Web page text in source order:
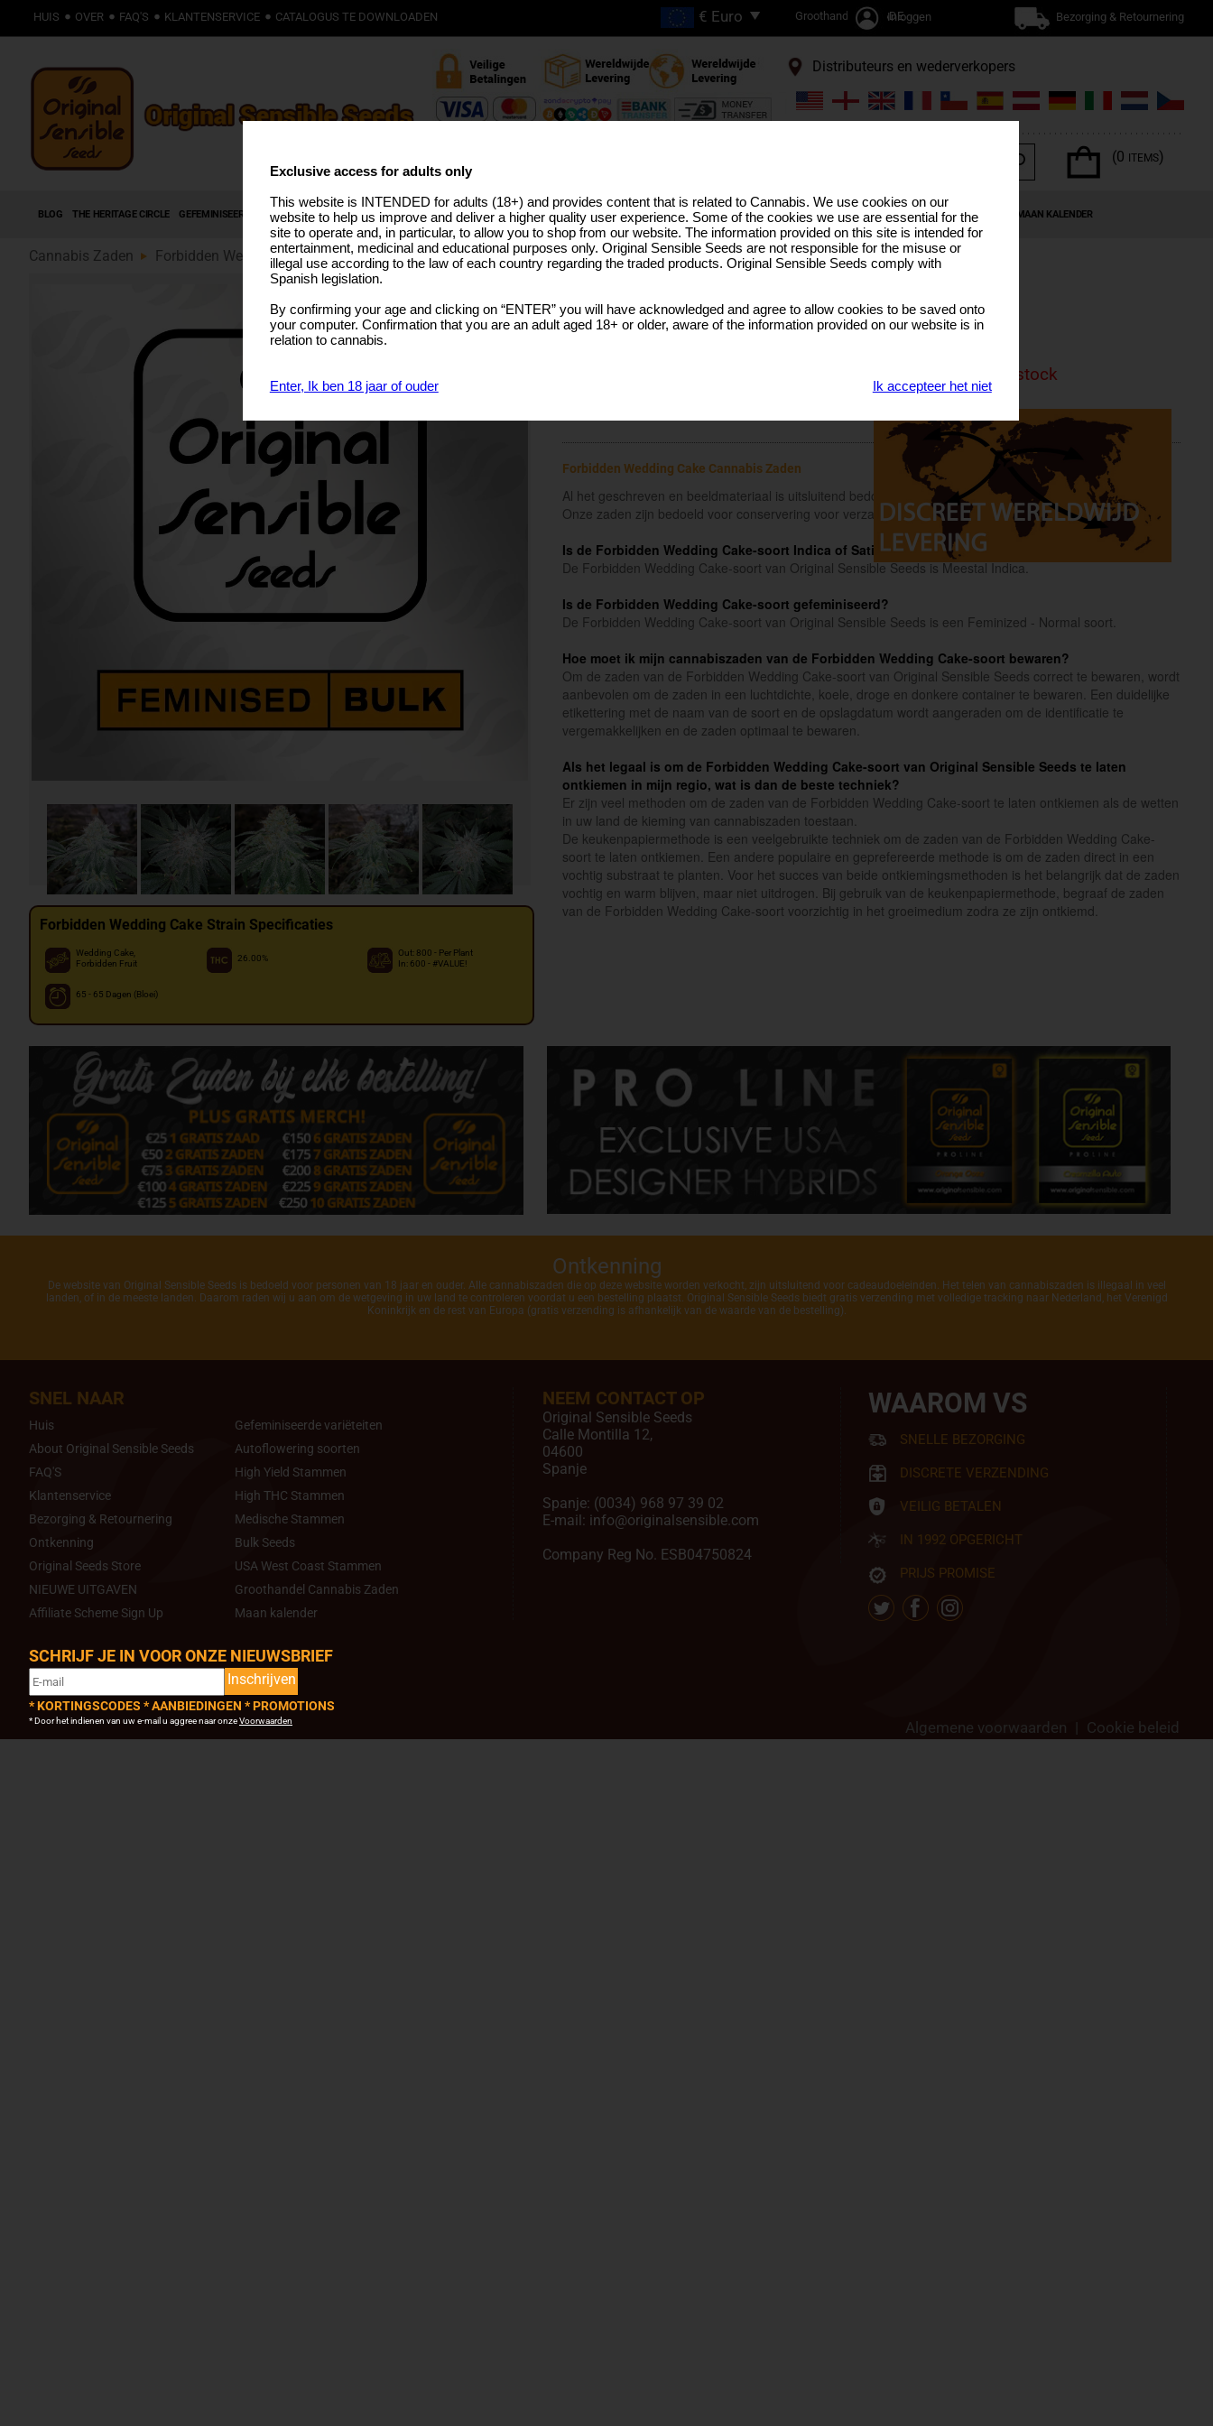
HUIS OVER FAQ'S KLANTENSERVICE CATALOGUS TE DOWNLOADEN Groothandel / TRADEInloggen Bezorging & Retournering
Distributeurs en wederverkopers
(0 ITEMS)
BLOG THE HERITAGE CIRCLE GEFEMINISEERDE ZADEN AUTOFLOWERING ZADEN HIGH THC STAMMEN PRO LIJN MEDICAL SEEDS USA STAMMEN BULK SEEDS CANNABIS TERPENEN SPECIALE AANBIEDINGEN MAAN KALENDER
Cannabis Zaden Forbidden Wedding Cake (89)
Forbidden Wedding Cake Strain Specificaties
Wedding Cake,
Forbidden Fruit
26.00%
Out: 800 - Per Plant
In: 600 - #VALUE!
65 - 65 Dagen (Bloei)
Wedding Cake xForbidden Fruit
KIES VERPAKKING
Sorry, this product is currenly out of stock
Forbidden Wedding Cake Cannabis Zaden
Al het geschreven en beeldmateriaal is uitsluitend bedoeld voor informatieve en educatieve doeleinden.
Onze zaden zijn bedoeld voor conservering voor verzamelaars en als souvenir. Lees verder
Is de Forbidden Wedding Cake-soort Indica of Sativa?
De Forbidden Wedding Cake-soort van Original Sensible Seeds is Meestal Indica.
Is de Forbidden Wedding Cake-soort gefeminiseerd?
De Forbidden Wedding Cake-soort van Original Sensible Seeds is een Feminized - Normal soort.
Hoe moet ik mijn cannabiszaden van de Forbidden Wedding Cake-soort bewaren?
Om de zaden van de Forbidden Wedding Cake-soort van Original Sensible Seeds correct te bewaren, wordt
aanbevolen om de zaden in een luchtdichte, koele, droge en donkere container te bewaren. Een duidelijke
etikettering met de naam van de soort en de opslagdatum wordt aangeraden om de identificatie te
vergemakkelijken en de zaden optimaal te bewaren.
Als het legaal is om de Forbidden Wedding Cake-soort van Original Sensible Seeds te laten
ontkiemen in mijn regio, wat is dan de beste techniek?
Er zijn veel methoden om de zaden van de Forbidden Wedding Cake-soort te laten ontkiemen als de wetten
in uw land de kieming van cannabiszaden toestaan.
De keukenpapiermethode is een veelgebruikte techniek om de zaden van de Forbidden Wedding Cake-
soort te laten ontkiemen. Een andere populaire en geprefereerde methode is om de zaden direct in een
vochtig substraat te planten. Voor het succes van beide ontkiemingsmethoden is het belangrijk dat de zaden
vochtig en warm blijven, maar niet uitdrogen. Bij gebruik van de keukenpapiermethode, begraaf de zaden
van de Forbidden Wedding Cake-soort voorzichtig in het groeimedium zodra ze zijn ontkiemd.
Ontkenning
De website van Original Sensible Seeds is bedoeld voor personen van 18 jaar en ouder. Alle cannabiszaden die op deze website worden verkocht, zijn uitsluitend voor cadeaudoeleinden. Het telen van cannabiszaden is illegaal in veel
landen, of in de meeste landen. Daarom raden wij u aan om de wetgeving in uw land te controleren voordat u een bestelling plaatst. Original Sensible Seeds biedt gratis verzending met volledige tracking naar Nederland, het Verenigd
Koninkrijk en de rest van Europa (gratis verzending is afhankelijk van de waarde van de bestelling).
SNEL NAAR
Huis
About Original Sensible Seeds
FAQ'S
Klantenservice
Bezorging & Retournering
Ontkenning
Original Seeds Store
NIEUWE UITGAVEN
Affiliate Scheme Sign Up
Gefeminiseerde variëteiten
Autoflowering soorten
High Yield Stammen
High THC Stammen
Medische Stammen
Bulk Seeds
USA West Coast Stammen
Groothandel Cannabis Zaden
Maan kalender
NEEM CONTACT OP
Original Sensible Seeds
Calle Montilla 12,
04600
Spanje
Spanje: (0034) 968 97 39 02
E-mail: info@originalsensible.com
Company Reg No. ESB04750824
WAAROM VS
SNELLE BEZORGING
DISCRETE VERZENDING
VEILIG BETALEN
IN 1992 OPGERICHT
PRIJS PROMISE
SCHRIJF JE IN VOOR ONZE NIEUWSBRIEF
Inschrijven
* KORTINGSCODES * AANBIEDINGEN * PROMOTIONS
* Door het indienen van uw e-mail u aggree naar onzeVoorwaarden Algemene voorwaarden Cookie beleid
Exclusive access for adults only
This website is INTENDED for adults (18+) and provides content that is related to Cannabis. We use cookies on our
website to help us improve and deliver a higher quality user experience. Some of the cookies we use are essential for the
site to operate and, in particular, to allow you to shop from our website. The information provided on this site is intended for
entertainment, medicinal and educational purposes only. Original Sensible Seeds are not responsible for the misuse or
illegal use according to the law of each country regarding the traded products. Original Sensible Seeds comply with
Spanish legislation.
By confirming your age and clicking on “ENTER” you will have acknowledged and agree to allow cookies to be saved onto
your computer. Confirmation that you are an adult aged 18+ or older, aware of the information provided on our website is in
relation to cannabis.
Enter, Ik ben 18 jaar of ouder Ik accepteer het niet